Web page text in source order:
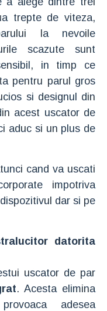
trepte de viteza,
la nevoile
scazute sunt
in timp ce
pentru parul gros
si designul din
acest uscator de
aduc si un plus de
cand va uscati
impotriva
dar si pe
datorita
uscator de par
. Acesta elimina
adesea